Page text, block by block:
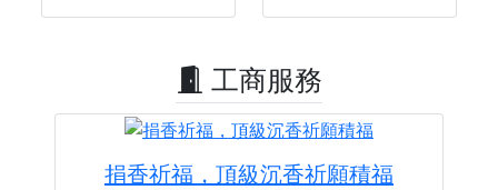
工商服務
捐香祈福，頂級沉香祈願積福